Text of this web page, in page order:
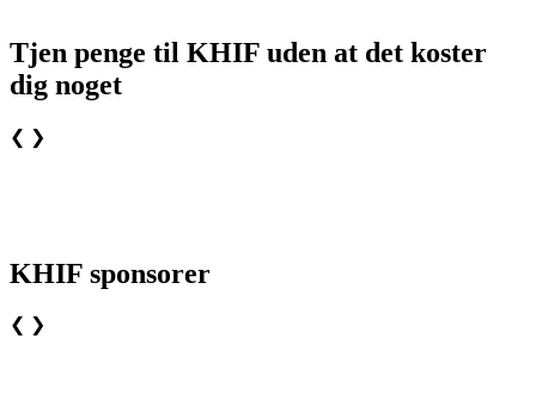
Tjen penge til KHIF uden at det koster
dig noget
❮ ❯
KHIF sponsorer
❮ ❯